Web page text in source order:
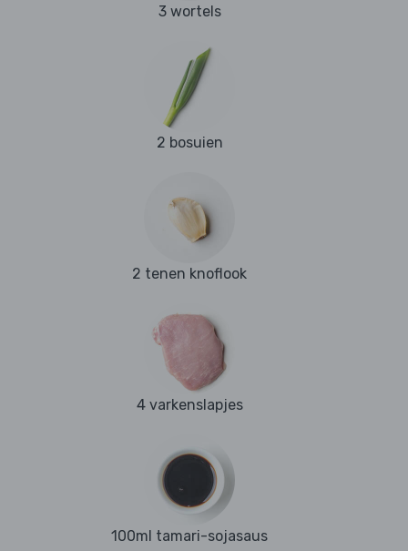
3 wortels
2 bosuien
2 tenen knoflook
4 varkenslapjes
100ml tamari-sojasaus